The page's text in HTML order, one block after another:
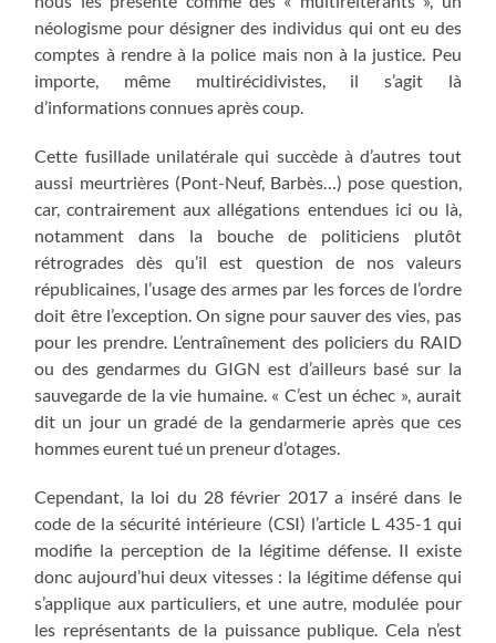
néologisme pour désigner des individus qui ont eu des
comptes à rendre à la police mais non à la justice. Peu
importe, même multirécidivistes, il s’agit là
d’informations connues après coup.
Cette fusillade unilatérale qui succède à d’autres tout
aussi meurtrières (Pont-Neuf, Barbès…) pose question,
car, contrairement aux allégations entendues ici ou là,
notamment dans la bouche de politiciens plutôt
rétrogrades dès qu’il est question de nos valeurs
républicaines, l’usage des armes par les forces de l’ordre
doit être l’exception. On signe pour sauver des vies, pas
pour les prendre. L’entraînement des policiers du RAID
ou des gendarmes du GIGN est d’ailleurs basé sur la
sauvegarde de la vie humaine. « C’est un échec », aurait
dit un jour un gradé de la gendarmerie après que ces
hommes eurent tué un preneur d’otages.
Cependant, la loi du 28 février 2017 a inséré dans le
code de la sécurité intérieure (CSI) l’article L 435-1 qui
modifie la perception de la légitime défense. Il existe
donc aujourd’hui deux vitesses : la légitime défense qui
s’applique aux particuliers, et une autre, modulée pour
les représentants de la puissance publique. Cela n’est